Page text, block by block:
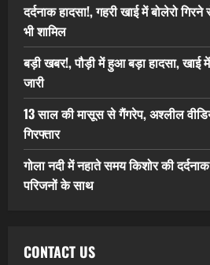
दर्दनाक हादसा!, गहरी खाई में बोलेरो
भी शामिल
बड़ी खबर!, पौड़ी में हुआ बड़ा हादसा, खाई
जारी
13 साल की मासूस से गैंगरेप, अश्लील
गिरफ्तार
गोला नदी में नहाते समय किशोर की
परिजनों के साथ
CONTACT US